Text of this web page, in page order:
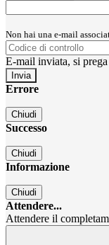
Non hai una e-mail
E-mail inviata, si
Errore
Chiudi
Successo
Chiudi
Informazione
Chiudi
Attendere...
Attendere il